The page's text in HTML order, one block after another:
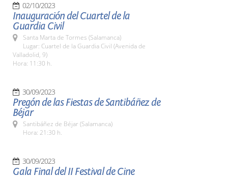
02/10/2023
Inauguración del Cuartel de la
Guardia Civil
Santa Marta de Tormes (Salamanca)
Lugar: Cuartel de la Guardia Civil (Avenida de
Valladolid, 9)
Hora: 11:30 h.
30/09/2023
Pregón de las Fiestas de Santibáñez de
Béjar
Santibáñez de Béjar (Salamanca)
Hora: 21:30 h.
30/09/2023
Gala Final del II Festival de Cine